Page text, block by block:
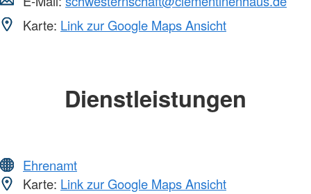
Karte: Link zur Google Maps Ansicht
Dienstleistungen
Ehrenamt
Karte: Link zur Google Maps Ansicht